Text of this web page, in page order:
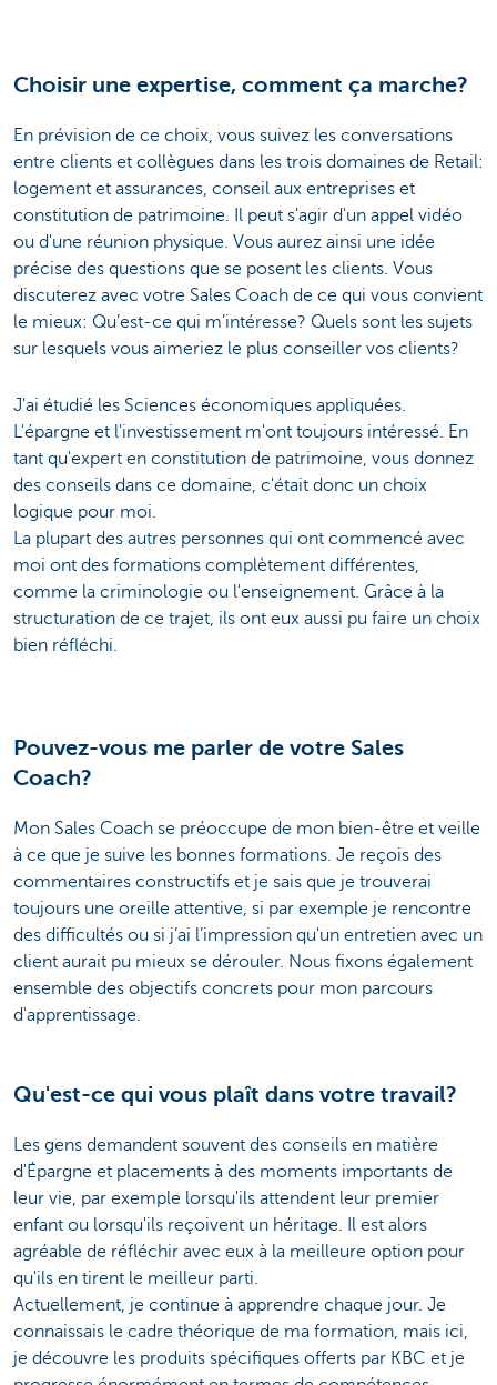
Choisir une expertise, comment ça marche?
En prévision de ce choix, vous suivez les conversations
entre clients et collègues dans les trois domaines de Retail:
logement et assurances, conseil aux entreprises et
constitution de patrimoine. Il peut s'agir d'un appel vidéo
ou d'une réunion physique. Vous aurez ainsi une idée
précise des questions que se posent les clients. Vous
discuterez avec votre Sales Coach de ce qui vous convient
le mieux: Qu’est-ce qui m’intéresse? Quels sont les sujets
sur lesquels vous aimeriez le plus conseiller vos clients?
J'ai étudié les Sciences économiques appliquées.
L'épargne et l'investissement m'ont toujours intéressé. En
tant qu'expert en constitution de patrimoine, vous donnez
des conseils dans ce domaine, c'était donc un choix
logique pour moi.
La plupart des autres personnes qui ont commencé avec
moi ont des formations complètement différentes,
comme la criminologie ou l'enseignement. Grâce à la
structuration de ce trajet, ils ont eux aussi pu faire un choix
bien réfléchi.
Pouvez-vous me parler de votre Sales
Coach?
Mon Sales Coach se préoccupe de mon bien-être et veille
à ce que je suive les bonnes formations. Je reçois des
commentaires constructifs et je sais que je trouverai
toujours une oreille attentive, si par exemple je rencontre
des difficultés ou si j’ai l’impression qu'un entretien avec un
client aurait pu mieux se dérouler. Nous fixons également
ensemble des objectifs concrets pour mon parcours
d'apprentissage.
Qu'est-ce qui vous plaît dans votre travail?
Les gens demandent souvent des conseils en matière
d'Épargne et placements à des moments importants de
leur vie, par exemple lorsqu'ils attendent leur premier
enfant ou lorsqu'ils reçoivent un héritage. Il est alors
agréable de réfléchir avec eux à la meilleure option pour
qu'ils en tirent le meilleur parti.
Actuellement, je continue à apprendre chaque jour. Je
connaissais le cadre théorique de ma formation, mais ici,
je découvre les produits spécifiques offerts par KBC et je